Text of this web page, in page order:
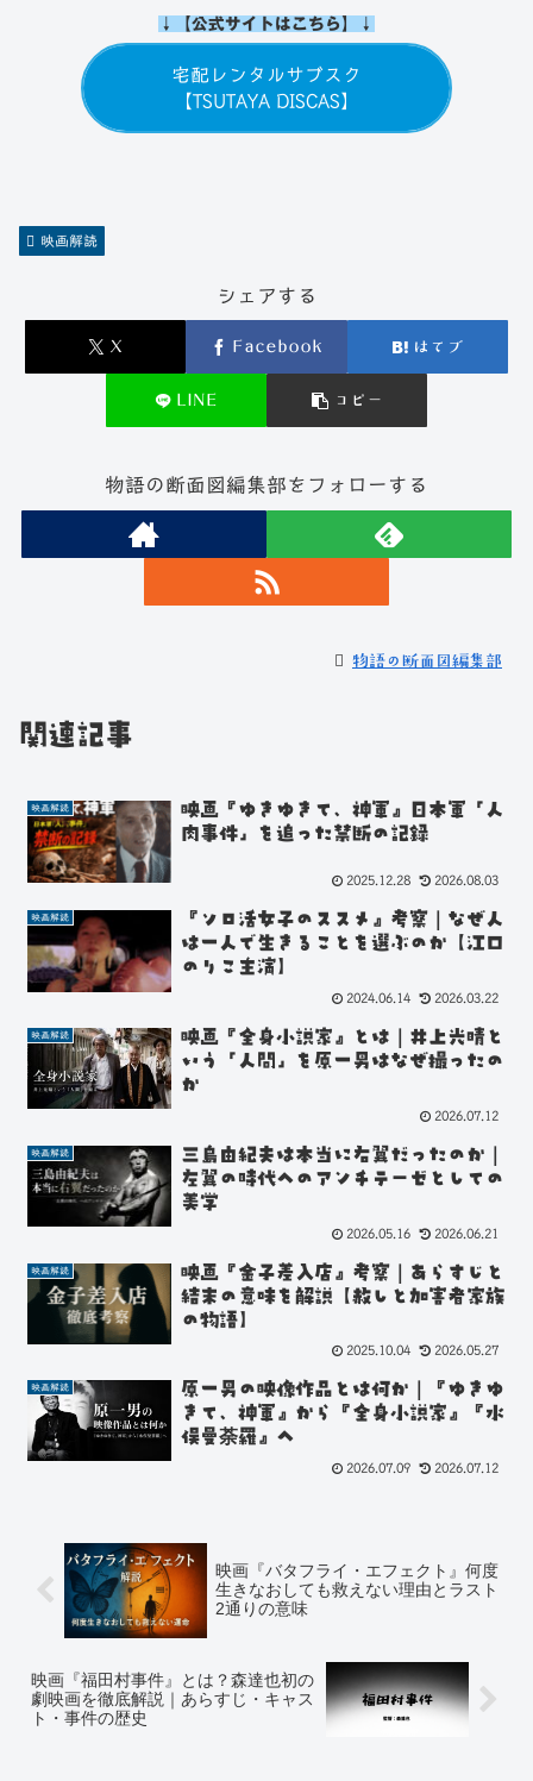
↓【公式サイトはこちら】↓
宅配レンタルサブスク
【TSUTAYA DISCAS】
映画解読
シェアする
X Facebook はてブ
LINE コピー
物語の断面図編集部をフォローする
物語の断面図編集部
関連記事
映画解読
映画『ゆきゆきて、神軍』日本軍「人
肉事件」を追った禁断の記録
2025.12.28 2026.08.03
映画解読
『ソロ活女子のススメ』考察｜なぜ人
は一人で生きることを選ぶのか【江口
のりこ主演】
2024.06.14 2026.03.22
映画解読
映画『全身小説家』とは｜井上光晴と
いう「人間」を原一男はなぜ撮ったの
か
2026.07.12
映画解読
三島由紀夫は本当に右翼だったのか｜
左翼の時代へのアンチテーゼとしての
美学
2026.05.16 2026.06.21
映画解読
映画『金子差入店』考察｜あらすじと
結末の意味を解説【赦しと加害者家族
の物語】
2025.10.04 2026.05.27
映画解読
原一男の映像作品とは何か｜『ゆきゆ
きて、神軍』から『全身小説家』『水
俣曼荼羅』へ
2026.07.09 2026.07.12
映画『バタフライ・エフェクト』何度
生きなおしても救えない理由とラスト
2通りの意味
映画『福田村事件』とは？森達也初の
劇映画を徹底解説｜あらすじ・キャス
ト・事件の歴史